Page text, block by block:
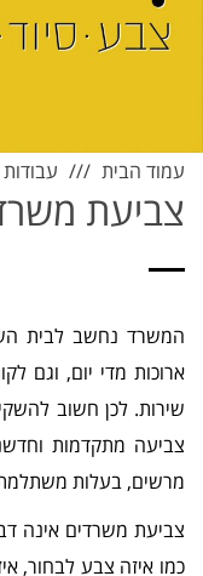
עמוד הבית
צביעת
המשרד נחשב לבית
ארוכות מדי יום, וגם
שירות. לכן חשוב
צביעה מתקדמות
מרשים, בעלות משתלמת
צביעת משרדים אינה
כמו איזה צבע לבחור,